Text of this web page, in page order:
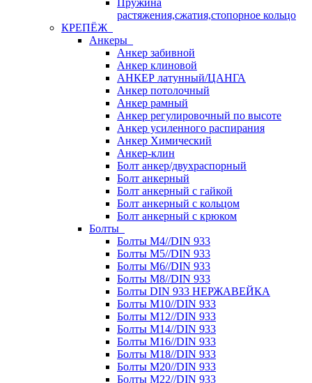
Пружина
растяжения,сжатия,стопорное кольцо
КРЕПЁЖ
Анкеры
Анкер забивной
Анкер клиновой
АНКЕР латунный/ЦАНГА
Анкер потолочный
Анкер рамный
Анкер регулировочный по высоте
Анкер усиленного распирания
Анкер Химический
Анкер-клин
Болт анкер/двухраспорный
Болт анкерный
Болт анкерный с гайкой
Болт анкерный с кольцом
Болт анкерный с крюком
Болты
Болты М4//DIN 933
Болты М5//DIN 933
Болты М6//DIN 933
Болты М8//DIN 933
Болты DIN 933 НЕРЖАВЕЙКА
Болты М10//DIN 933
Болты М12//DIN 933
Болты М14//DIN 933
Болты М16//DIN 933
Болты М18//DIN 933
Болты М20//DIN 933
Болты М22//DIN 933